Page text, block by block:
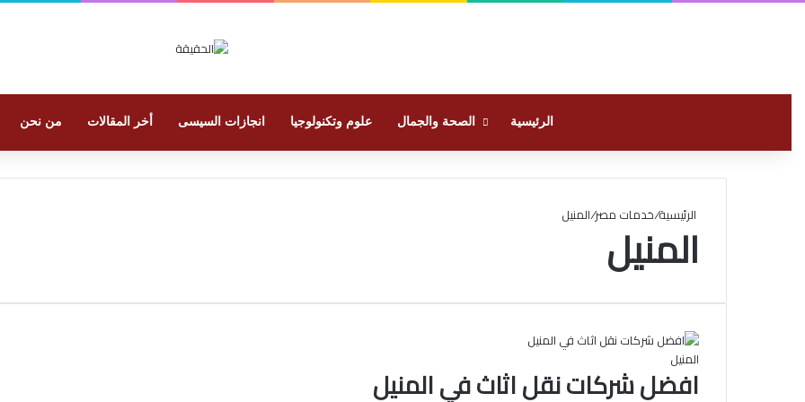
الرئيسية الصحة والجمال علوم وتكنولوجيا انجازات السيسى أخر المقالات من نحن
الرئيسية/خدمات مصر/المنيل
المنيل
المنيل
افضل شركات نقل اثاث في المنيل